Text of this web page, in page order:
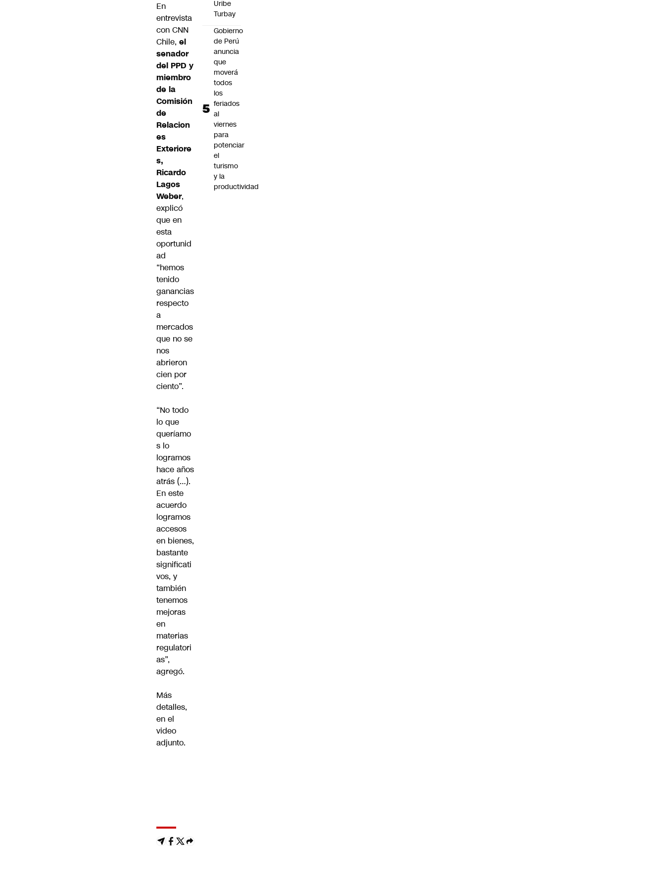
En
entrevista
con CNN
Chile, el
senador
del PPD y
miembro
de la
Comisión
de
Relacion
es
Exteriore
s,
Ricardo
Lagos
Weber,
explicó
que en
esta
oportunid
ad
“hemos
tenido
ganancias
respecto
a
mercados
que no se
nos
abrieron
cien por
ciento”.
“No todo
lo que
queríamo
s lo
logramos
hace años
atrás (…).
En este
acuerdo
logramos
accesos
en bienes,
bastante
significati
vos, y
también
tenemos
mejoras
en
materias
regulatori
as”,
agregó.
Más
detalles,
en el
video
adjunto.
Uribe
Turbay
Gobierno
de Perú
anuncia
que
moverá
todos
los
feriados
al
viernes
para
potenciar
el
turismo
y la
productividad